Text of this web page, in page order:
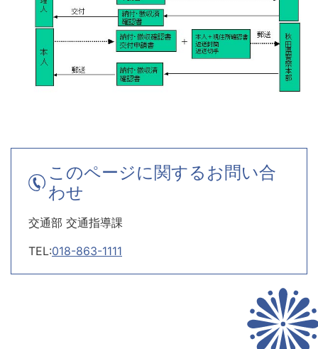
このページに関するお問い合
わせ
交通部 交通指導課
TEL:018-863-1111